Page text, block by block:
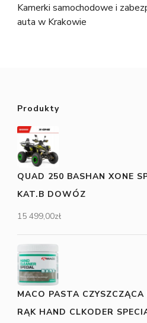
Kamerki samochodowe i
auta w Krakowie
Produkty
QUAD 250 BASHAN XONE
KAT.B DOWÓZ
15 499,00zł
MACO PASTA
RĄK HAND CLKODER